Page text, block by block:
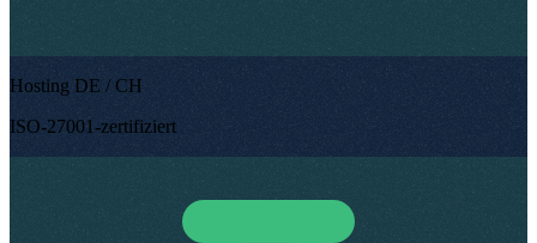
Hosting DE / CH
ISO-27001-zertifiziert